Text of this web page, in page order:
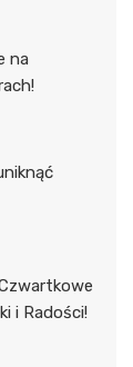
na
i Radości!